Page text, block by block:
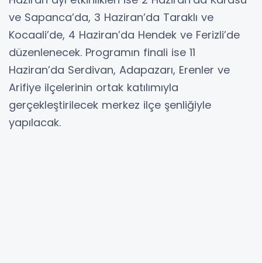
ve Sapanca’da, 3 Haziran’da Taraklı ve
Kocaali’de, 4 Haziran’da Hendek ve Ferizli’de
düzenlenecek. Programın finali ise 11
Haziran’da Serdivan, Adapazarı, Erenler ve
Arifiye ilçelerinin ortak katılımıyla
gerçekleştirilecek merkez ilçe şenliğiyle
yapılacak.